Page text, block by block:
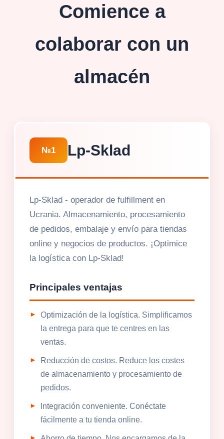
Comience a
colaborar con un
almacén
№1 Lp-Sklad
Lp-Sklad - operador de fulfillment en
Ucrania. Almacenamiento, procesamiento
de pedidos, embalaje y envío para tiendas
online y negocios de productos. ¡Optimice
la logística con Lp-Sklad!
Principales ventajas
Optimización de la logística. Simplificamos
la entrega para que te centres en las
ventas.
Reducción de costos. Reduce los costes
de almacenamiento y procesamiento de
pedidos.
Integración conveniente. Conéctate
fácilmente a tu tienda online.